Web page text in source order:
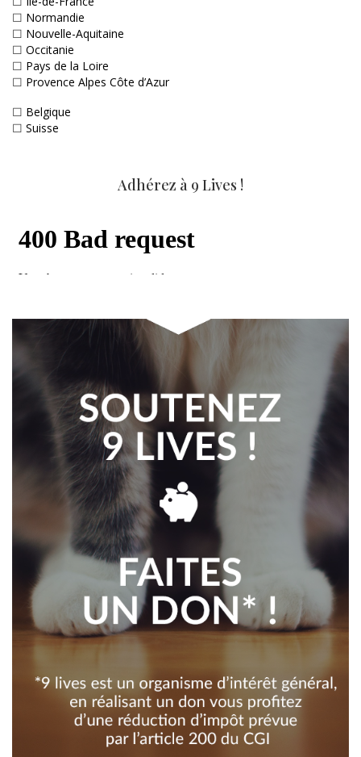
☐ Normandie
☐ Nouvelle-Aquitaine
☐ Occitanie
☐ Pays de la Loire
☐ Provence Alpes Côte d’Azur
☐ Belgique
☐ Suisse
Adhérez à 9 Lives !